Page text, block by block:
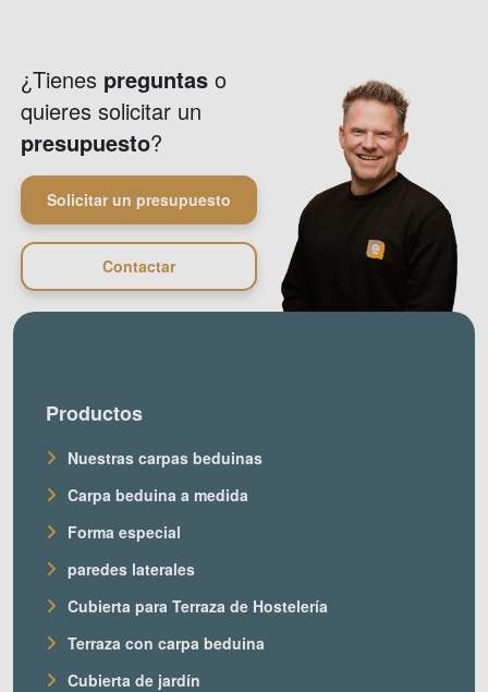
¿Tienes preguntas o
quieres solicitar un
presupuesto?
Solicitar un presupuesto
Contactar
Productos
Nuestras carpas beduinas
Carpa beduina a medida
Forma especial
paredes laterales
Cubierta para Terraza de Hostelería
Terraza con carpa beduina
Cubierta de jardín